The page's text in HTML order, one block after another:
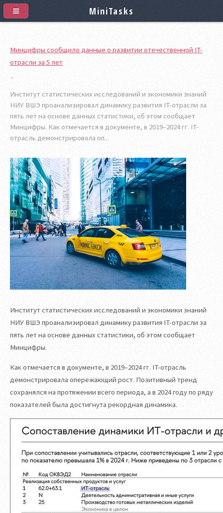
Минцифры сообщило данные о развитии отечественной IT-
отрасли за 5 лет
Институт статистических исследований и экономики знаний
НИУ ВШЭ проанализировал динамику развития IT-отрасли за
пять лет на основе данных статистики, об этом сообщает
Минцифры. Как отмечается в документе, в 2019–2024 гг. IT-
отрасль демонстрировала оп...
Институт статистических исследований и экономики знаний
НИУ ВШЭ проанализировал динамику развития IT-отрасли за
пять лет на основе данных статистики, об этом сообщает
Минцифры.
Как отмечается в документе, в 2019–2024 гг. IT-отрасль
демонстрировала опережающий рост. Позитивный тренд
сохранялся на протяжении всего периода, а в 2024 году по ряду
показателей была достигнута рекордная динамика.
MiniTasks